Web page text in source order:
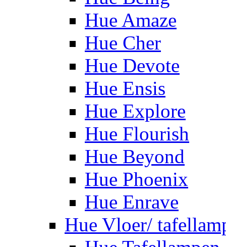
Hue Amaze
Hue Cher
Hue Devote
Hue Ensis
Hue Explore
Hue Flourish
Hue Beyond
Hue Phoenix
Hue Enrave
Hue Vloer/